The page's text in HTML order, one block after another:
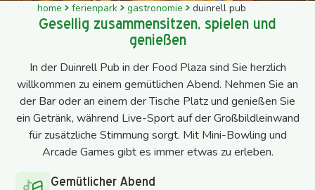
home ferienpark gastronomie duinrell pub
Gesellig zusammensitzen, spielen und
genießen
In der Duinrell Pub in der Food Plaza sind Sie herzlich
willkommen zu einem gemütlichen Abend. Nehmen Sie an
der Bar oder an einem der Tische Platz und genießen Sie
ein Getränk, während Live-Sport auf der Großbildleinwand
für zusätzliche Stimmung sorgt. Mit Mini-Bowling und
Arcade Games gibt es immer etwas zu erleben.
Gemütlicher Abend